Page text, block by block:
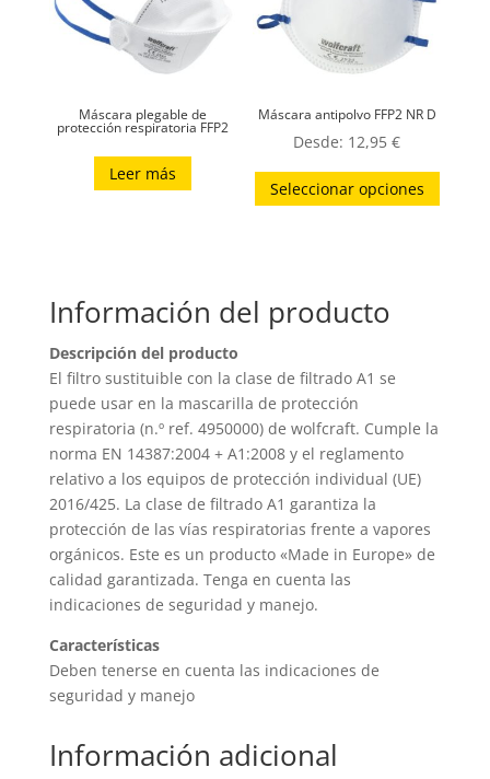
Máscara plegable de
protección respiratoria FFP2
Leer más
Máscara antipolvo FFP2 NR D
Desde: 12,95€
Seleccionar opciones
Este
Información del producto
Descripción del producto
El filtro sustituible con la clase de filtrado A1 se
puede usar en la mascarilla de protección
respiratoria (n.º ref. 4950000) de wolfcraft. Cumple la
norma EN 14387:2004 + A1:2008 y el reglamento
relativo a los equipos de protección individual (UE)
2016/425. La clase de filtrado A1 garantiza la
protección de las vías respiratorias frente a vapores
orgánicos. Este es un producto «Made in Europe» de
calidad garantizada. Tenga en cuenta las
indicaciones de seguridad y manejo.
Características
Deben tenerse en cuenta las indicaciones de
seguridad y manejo
Información adicional